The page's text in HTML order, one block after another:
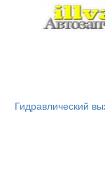
Гидравлический